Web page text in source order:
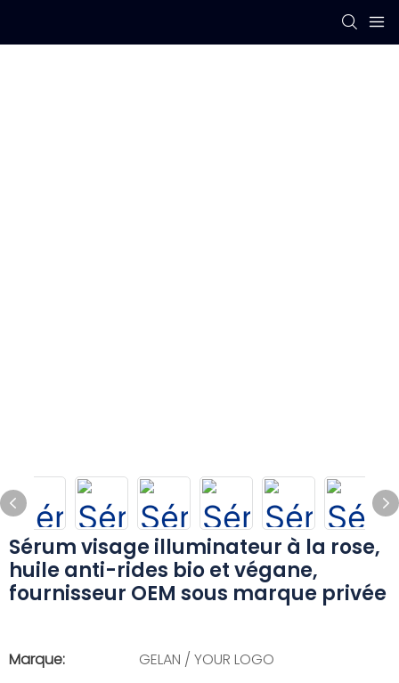
Sérum visage illuminateur à la rose,
huile anti-rides bio et végane,
fournisseur OEM sous marque privée
Marque:
GELAN / YOUR LOGO